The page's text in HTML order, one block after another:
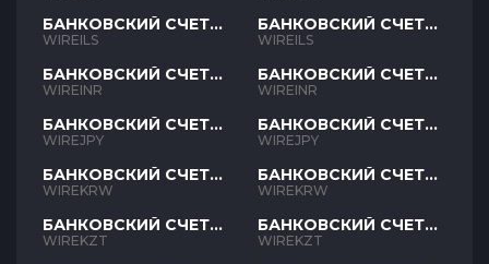
БАНКОВСКИЙ СЧЕТ
ILS
WIREILS
БАНКОВСКИЙ СЧЕТ
INR
WIREINR
БАНКОВСКИЙ СЧЕТ
JPY
WIREJPY
БАНКОВСКИЙ СЧЕТ
KRW
WIREKRW
БАНКОВСКИЙ СЧЕТ
KZT
WIREKZT
БАНКОВСКИЙ СЧЕТ
ILS
WIREILS
БАНКОВСКИЙ СЧЕТ
INR
WIREINR
БАНКОВСКИЙ СЧЕТ
JPY
WIREJPY
БАНКОВСКИЙ СЧЕТ
KRW
WIREKRW
БАНКОВСКИЙ СЧЕТ
KZT
WIREKZT